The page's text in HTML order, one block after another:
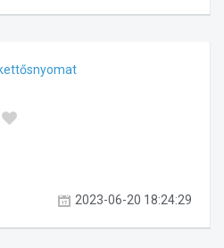
2023-06-20 18:24:29